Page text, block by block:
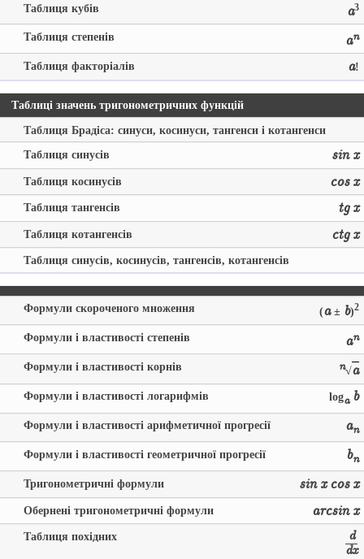
Таблиця кубів a3
Таблиця степенів an
Таблиця факторіалів a!
Таблиці значень тригонометричних функцій
Таблиця Брадіса: синуси, косинуси, тангенси і котангенси
Таблиця синусів
sin x
Таблиця косинусів cos x
Таблиця тангенсів tg x
Таблиця котангенсів ctg x
Таблиця синусів, косинусів, тангенсів, котангенсів
Формули скороченого множення (a± b)2
Формули і властивості степенів an
Формули і властивості корнів n√a
Формули і властивості логарифмів loga b
Формули і властивості арифметичної прогресії an
Формули і властивості геометричної прогресії
bn
Тригонометричні формули
sin x cos x
Обернені тригонометричні формули arcsin x
Таблиця похідних
d
dx